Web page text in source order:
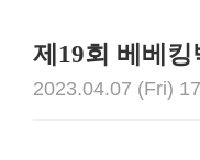
제19회 베베
2023.04.07 (Fri)